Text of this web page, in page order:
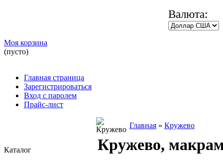
Валюта:
Моя корзина
(пусто)
Главная страница
Зарегистрироваться
Вход с паролем
Прайс-лист
Каталог
Главная » Кружево
Кружево,